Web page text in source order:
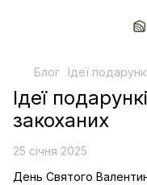
Блог Ідеї
Ідеї
закоханих
25 січня 2025
День Святого